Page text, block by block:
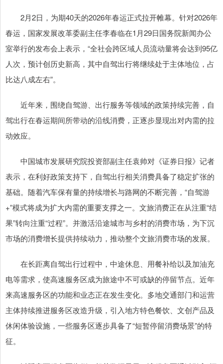
2月2日，为期40天的2026年春运正式拉开帷幕。针对2026年
春运，国家发展改革委副主任李春临在1月29日国务院新闻办公
室举行的发布会上表示，“全社会跨区域人员流动量将会达到95亿
人次，预计创历史新高，其中自驾出行将继续处于主体地位，占
比达八成左右”。
近年来，围绕自驾游、出行服务等领域的政策持续完善，自
驾出行在春运期间所带动的沿线消费，正逐步显现出对内需的拉
动效应。
中国城市发展研究院投资部副主任袁帅对《证券日报》记者
表示，在利好政策支持下，自驾出行相关消费具备了稳定扩张的
基础。随着汽车保有量的持续增长与路网的不断完善，“自驾游
+”模式将成为扩大内需的重要支撑之一。文旅消费正在从注重“结
果”转向注重“过程”。并激活沿途城市与乡村的消费市场，为下沉
市场的消费增长提供持续动力，推动整个文旅消费市场的发展。
在长距离自驾出行过程中，中途休息、用餐补给以及加油充
电等需求，使高速服务区成为旅途中不可或缺的停留节点。近年
来高速服务区的功能和业态正在发生变化。多地交通部门和运营
主体持续推进服务区改造升级，引入地方特色餐饮、文创产品及
休闲体验设施，一些服务区逐步具备了“短暂停留消费场景”的特
征。